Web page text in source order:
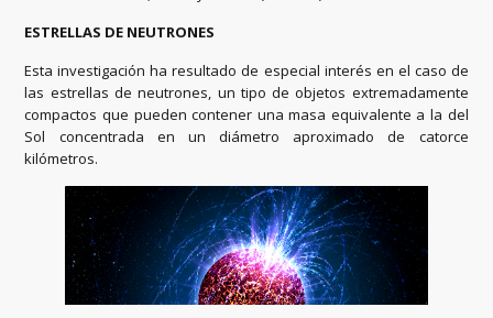
ESTRELLAS DE NEUTRONES
Esta investigación ha resultado de especial interés en el caso de
las estrellas de neutrones, un tipo de objetos extremadamente
compactos que pueden contener una masa equivalente a la del
Sol concentrada en un diámetro aproximado de catorce
kilómetros.